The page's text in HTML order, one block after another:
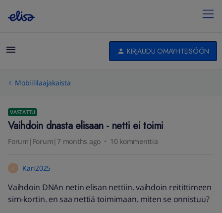
KIRJAUDU OMAYHTEISÖÖN
Mobiililaajakaista
VASTATTU
Vaihdoin dnasta elisaan - netti ei toimi
Forum|Forum|7 months ago 10 kommenttia
K Kari2025
Vaihdoin DNAn netin elisan nettiin. vaihdoin reitittimeen
sim-kortin. en saa nettiä toimimaan. miten se onnistuu?